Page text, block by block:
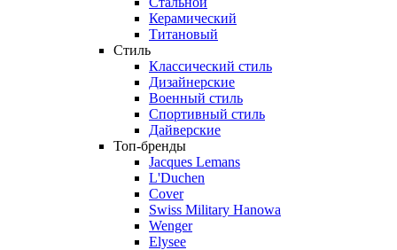
Керамический
Титановый
Стиль
Классический стиль
Дизайнерские
Военный стиль
Спортивный стиль
Дайверские
Топ-бренды
Jacques Lemans
L'Duchen
Cover
Swiss Military Hanowa
Wenger
Elysee